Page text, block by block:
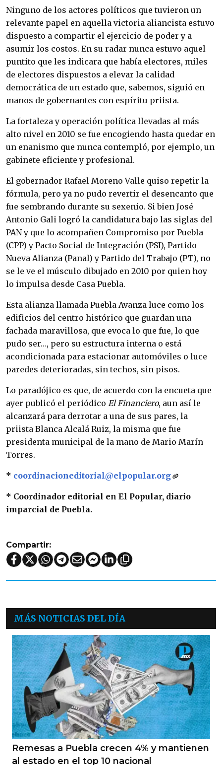
Ninguno de los actores políticos que tuvieron un
relevante papel en aquella victoria aliancista estuvo
dispuesto a compartir el ejercicio de poder y a
asumir los costos. En su radar nunca estuvo aquel
puntito que les indicara que había electores, miles
de electores dispuestos a elevar la calidad
democrática de un estado que, sabemos, siguió en
manos de gobernantes con espíritu priista.
La fortaleza y operación política llevadas al más
alto nivel en 2010 se fue encogiendo hasta quedar en
un enanismo que nunca contempló, por ejemplo, un
gabinete eficiente y profesional.
El gobernador Rafael Moreno Valle quiso repetir la
fórmula, pero ya no pudo revertir el desencanto que
fue sembrando durante su sexenio. Si bien José
Antonio Gali logró la candidatura bajo las siglas del
PAN y que lo acompañen Compromiso por Puebla
(CPP) y Pacto Social de Integración (PSI), Partido
Nueva Alianza (Panal) y Partido del Trabajo (PT), no
se le ve el músculo dibujado en 2010 por quien hoy
lo impulsa desde Casa Puebla.
Esta alianza llamada Puebla Avanza luce como los
edificios del centro histórico que guardan una
fachada maravillosa, que evoca lo que fue, lo que
pudo ser…, pero su estructura interna o está
acondicionada para estacionar automóviles o luce
paredes deterioradas, sin techos, sin pisos.
Lo paradójico es que, de acuerdo con la encueta que
ayer publicó el periódico El Financiero, aun así le
alcanzará para derrotar a una de sus pares, la
priista Blanca Alcalá Ruiz, la misma que fue
presidenta municipal de la mano de Mario Marín
Torres.
* coordinacioneditorial@elpopular.org
* Coordinador editorial en El Popular, diario
imparcial de Puebla.
Compartir:
MÁS NOTICIAS DEL DÍA
Remesas a Puebla crecen 4% y mantienen
al estado en el top 10 nacional